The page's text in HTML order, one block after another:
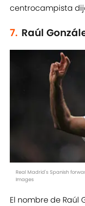
centrocampista
7. Raúl
Real Madrid's Spanish
Images
El nombre de Raúl